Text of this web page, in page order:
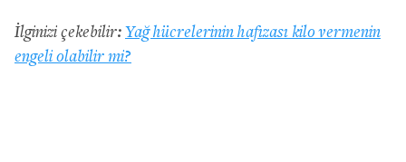
İlginizi çekebilir: Yağ hücrelerinin hafızası kilo vermenin
engeli olabilir mi?